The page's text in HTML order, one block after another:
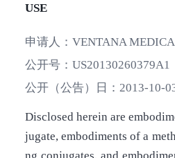
USE
申请人： VENTANA
公开号： US20130260379A1
公开（公告）日： 2013-10-
Disclosed herein are
jugate, embodiments of a